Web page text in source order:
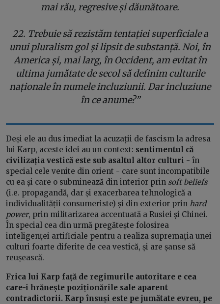
mai rău, regresive și dăunătoare.
22. Trebuie să rezistăm tentației superficiale a
unui pluralism gol și lipsit de substanță. Noi, în
America și, mai larg, în Occident, am evitat în
ultima jumătate de secol să definim culturile
naționale în numele incluziunii. Dar incluziune
în ce anume?”
Deși ele au dus imediat la acuzații de fascism la adresa
lui Karp, aceste idei au un context: sentimentul că
civilizația vestică este sub asaltul altor culturi - în
special cele venite din orient - care sunt incompatibile
cu ea și care o subminează din interior prin soft beliefs
(i.e. propagandă, dar și exacerbarea tehnologică a
individualității consumeriste) și din exterior prin hard
power, prin militarizarea accentuată a Rusiei și Chinei.
În special cea din urmă pregătește folosirea
inteligenței artificiale pentru a realiza supremația unei
culturi foarte diferite de cea vestică, și are șanse să
reușească.
Frica lui Karp față de regimurile autoritare e cea
care-i hrănește poziționările sale aparent
contradictorii. Karp însuși este pe jumătate evreu, pe